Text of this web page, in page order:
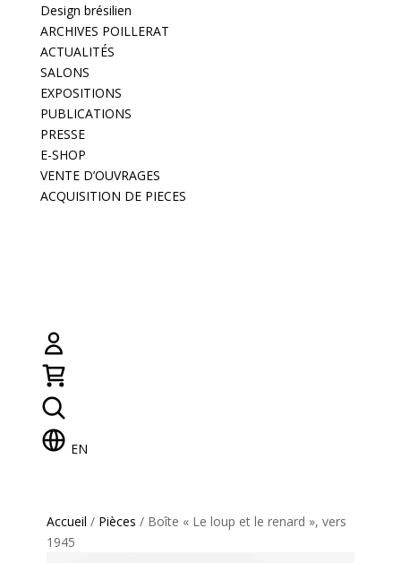
Design brésilien
ARCHIVES POILLERAT
ACTUALITÉS
SALONS
EXPOSITIONS
PUBLICATIONS
PRESSE
E-SHOP
VENTE D’OUVRAGES
ACQUISITION DE PIECES
EN
Accueil / Pièces / Boîte « Le loup et le renard », vers
1945